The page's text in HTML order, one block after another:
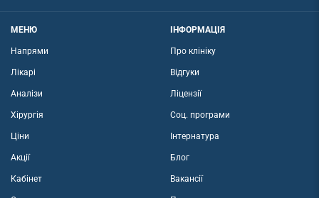
МЕНЮ
Напрями
Лікарі
Аналізи
Хірургія
Ціни
Акції
Кабінет
ІНФОРМАЦІЯ
Про клініку
Відгуки
Ліцензії
Соц. програми
Інтернатура
Блог
Вакансії